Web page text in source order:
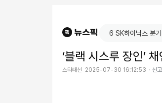
‘블랙 시스루 장인’
스타패션 2025-07-30 16:12:53 신고